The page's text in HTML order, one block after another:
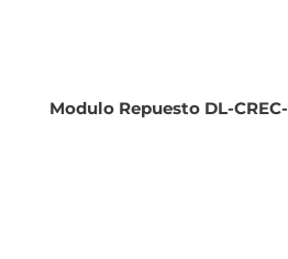
Modulo Repuesto DL-